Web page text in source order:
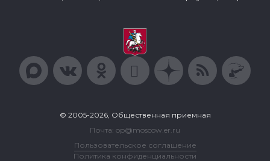
© 2005-2026, Общественная приемная
Почта: op@moscow.er.ru
Пользовательское соглашение
Политика конфиденциальности